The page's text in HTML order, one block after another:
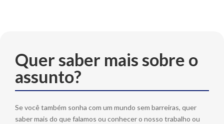
Quer saber mais sobre o
assunto?
Se você também sonha com um mundo sem barreiras, quer
saber mais do que falamos ou conhecer o nosso trabalho ou